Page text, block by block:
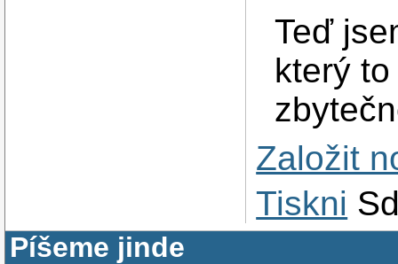
Teď
který
Založit
Tiskni
Píšeme jinde